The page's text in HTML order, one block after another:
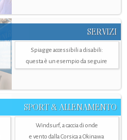
SERVIZI
Spiagge accessibili a disabili:
questa è un esempio da seguire
SPORT & ALLENAMENTO
Windsurf, a caccia di onde
e vento dalla Corsica a Okinawa